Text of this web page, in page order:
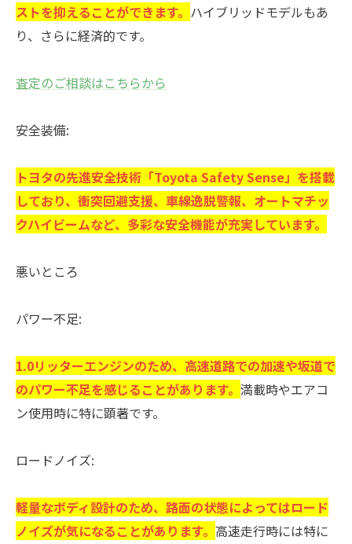
ストを抑えることができます。 ハイブリッドモデルもあ
り、さらに経済的です。
査定のご相談はこちらから
安全装備:
トヨタの先進安全技術「Toyota Safety Sense」を搭載
しており、衝突回避支援、車線逸脱警報、オートマチッ
クハイビームなど、多彩な安全機能が充実しています。
悪いところ
パワー不足:
1.0リッターエンジンのため、高速道路での加速や坂道で
のパワー不足を感じることがあります。 満載時やエアコ
ン使用時に特に顕著です。
ロードノイズ:
軽量なボディ設計のため、路面の状態によってはロード
ノイズが気になることがあります。 高速走行時には特に